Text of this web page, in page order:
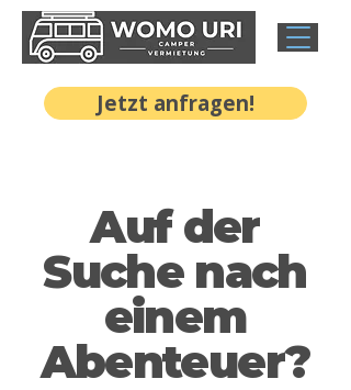
Jetzt anfragen!
Auf der
Suche nach
einem
Abenteuer?